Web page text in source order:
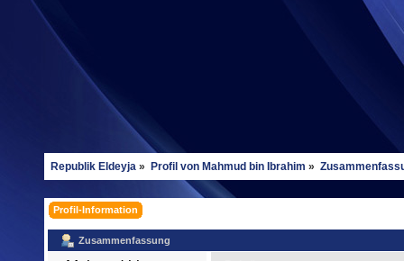
Republik Eldeyja » Profil von Mahmud bin Ibrahim »
Profil-Information
Zusammenfassung